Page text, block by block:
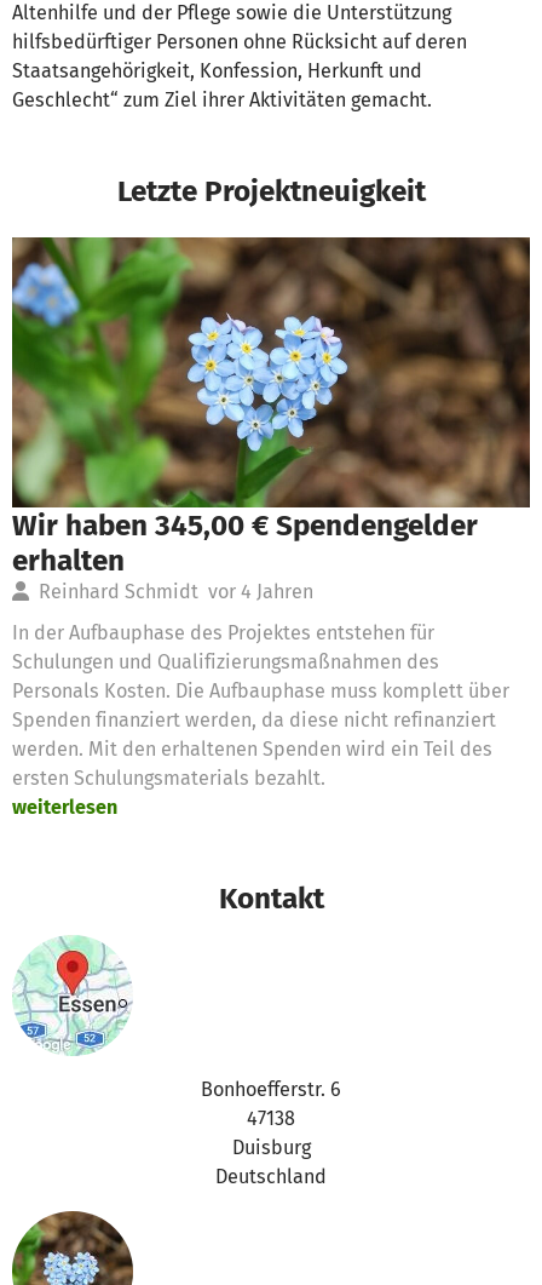
Altenhilfe und der Pflege sowie die Unterstützung
hilfsbedürftiger Personen ohne Rücksicht auf deren
Staatsangehörigkeit, Konfession, Herkunft und
Geschlecht“ zum Ziel ihrer Aktivitäten gemacht.
Letzte Projektneuigkeit
Wir haben 345,00 € Spendengelder
erhalten
Reinhard Schmidt vor 4 Jahren
In der Aufbauphase des Projektes entstehen für
Schulungen und Qualifizierungsmaßnahmen des
Personals Kosten. Die Aufbauphase muss komplett über
Spenden finanziert werden, da diese nicht refinanziert
werden. Mit den erhaltenen Spenden wird ein Teil des
ersten Schulungsmaterials bezahlt.
weiterlesen
Kontakt
Bonhoefferstr. 6
47138
Duisburg
Deutschland